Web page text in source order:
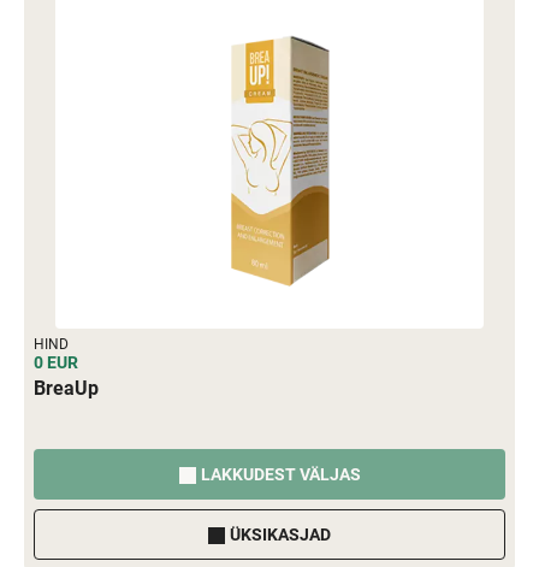
HIND
0 EUR
BreaUp
LAKKUDEST VÄLJAS
ÜKSIKASJAD